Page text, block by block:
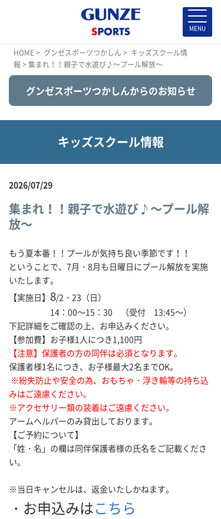
HOME> グンゼスポーツつかしん > キッズスクール情
報 > 集まれ！！親子で水遊び♪～プール解放～
グンゼスポーツつかしんからのお知らせ
キッズスクール情報
2026/07/29
集まれ！！親子で水遊び♪～プール解
放～
もう夏本番！！プールが気持ち良い季節です！！
ということで、7月・8月も日曜日にプール解放を実施
いたします。
【実施日】 8/2・23（日）
14：00～15：30 （受付 13:45～）
下記詳細をご確認の上、お申込みください。
【参加費】お子様1人につき1,100円
【注意】保護者の方の同伴は必須となります。
保護者様1名につき、お子様最大2名までOK。
※紛失防止や安全の為、おもちゃ・浮き輪等の持ち込
みはご遠慮ください。
※アクセサリー類の装着はご遠慮ください。
アームヘルパーのみ貸出しております。
【ご予約について】
「姓・名」の欄は同伴保護者様の氏名をご記載くださ
い。
※当日キャンセルは、返金いたしかねます。
・お申込みはこちら